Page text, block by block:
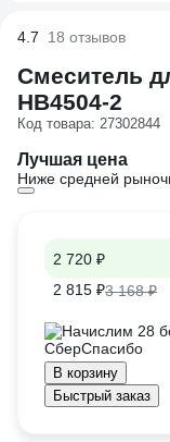
4.7 18 отзывов
Смеситель
HB4504-2
Код товара: 27302844
Лучшая цена
Ниже средней
2 720 ₽
2 815 ₽3 168 ₽
Начислим 28
В корзину
Быстрый заказ